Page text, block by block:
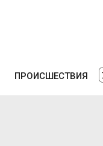
ПРОИСШЕСТВИЯ